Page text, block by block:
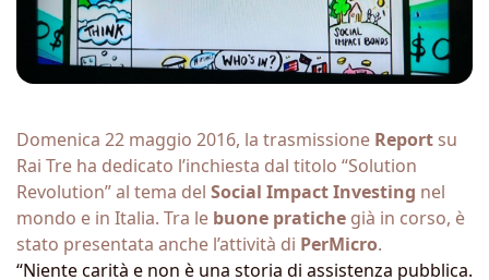
Domenica 22 maggio 2016, la trasmissione Report su
Rai Tre ha dedicato l’inchiesta dal titolo “Solution
Revolution” al tema del Social Impact Investing nel
mondo e in Italia. Tra le buone pratiche già in corso, è
stato presentata anche l’attività di PerMicro.
“Niente carità e non è una storia di assistenza pubblica.